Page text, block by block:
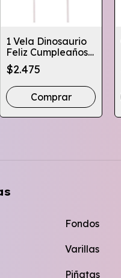
1 Vela Dinosaurio
Feliz Cumpleaños
Decoración Torta
$2.475
Comprar
Fondos
Varillas
Piñatas